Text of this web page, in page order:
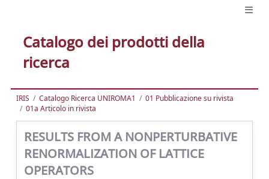
Catalogo dei prodotti della
ricerca
IRIS Catalogo Ricerca UNIROMA1
01 Pubblicazione su rivista
01a Articolo in rivista
RESULTS FROM A NONPERTURBATIVE
RENORMALIZATION OF LATTICE
OPERATORS